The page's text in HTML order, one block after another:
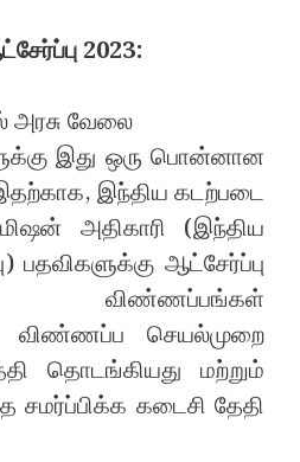
2023:
அரசு வேலை
இது ஒரு பொன்னான
இந்திய கடற்படை
அதிகாரி (இந்திய
பதவிகளுக்கு ஆட்சேர்ப்பு
விண்ணப்பங்கள்
விண்ணப்ப செயல்முறை
தொடங்கியது மற்றும்
கடைசி தேதி